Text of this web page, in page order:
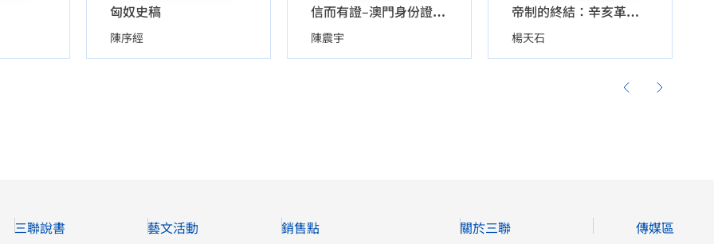
匈奴史稿
陳序經
信而有證–澳門身份證發展歷程
陳震宇
帝制的終結：辛亥革命簡史（插圖版）
楊天石
三聯說書 藝文活動 銷售點 關於三聯 傳媒區